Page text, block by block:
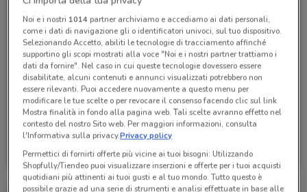
Hikoki
Scade il 31/12
Noi e i nostri 1014partner archiviamo e accediamo ai dati personali,
come i dati di navigazione gli o identificatori univoci, sul tuo dispositivo.
Selezionando Accetto, abiliti le tecnologie di tracciamento affinché
supportino gli scopi mostrati alla voce "Noi e i nostri partner trattiamo i
dati da fornire". Nel caso in cui queste tecnologie dovessero essere
disabilitate, alcuni contenuti e annunci visualizzati potrebbero non
essere rilevanti. Puoi accedere nuovamente a questo menu per
modificare le tue scelte o per revocare il consenso facendo clic sul link
Mostra finalità in fondo alla pagina web. Tali scelte avranno effetto nel
contesto del nostro Sito web. Per maggiori informazioni, consulta
l'Informativa sulla privacy.Privacy policy
Permettici di fornirti offerte più vicine ai tuoi bisogni: Utilizzando
Shopfully/Tiendeo puoi visualizzare inserzioni e offerte per i tuoi acquisti
quotidiani più attinenti ai tuoi gusti e al tuo mondo. Tutto questo è
possibile grazie ad una serie di strumenti e analisi effettuate in base alle